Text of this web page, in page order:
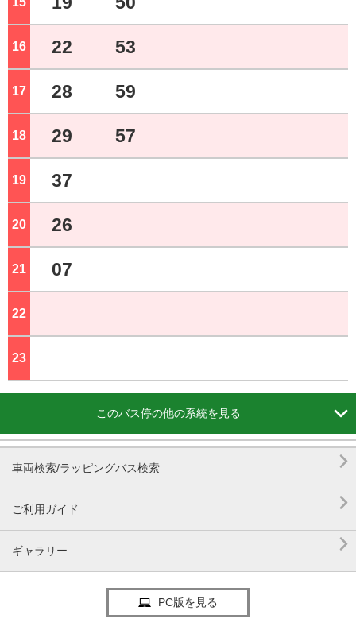
16 22 53
17 28 59
18 29 57
19 37
20 26
21 07
22
23
このバス停の他の系統を見る 
車両検索/ラッピングバス検索 
ご利用ガイド 
ギャラリー 
PC版を見る